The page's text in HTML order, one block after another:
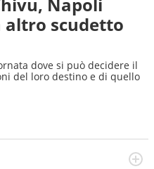
altro scudetto
dove si può decidere il
del loro destino e di quello